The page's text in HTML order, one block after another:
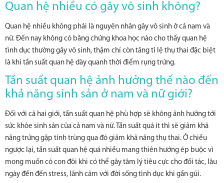
Quan hệ nhiều có gây vô sinh không?
Quan hệ nhiều không phải là nguyên nhân gây vô sinh ở cả nam và
nữ. Đến nay không có bằng chứng khoa học nào cho thấy quan hệ
tình dục thường gây vô sinh, thậm chí còn tăng tỉ lệ thụ thai đặc biệt
là khi tần suất quan hệ dày quanh thời điểm rụng trứng.
Tần suất quan hệ ảnh hưởng thế nào đến
khả năng sinh sản ở nam và nữ giới?
Đối với cả hai giới, tần suất quan hệ phù hợp sẽ không ảnh hưởng tới
sức khỏe sinh sản của cả nam và nữ. Tần suất quá ít thì sẽ giảm khả
năng trứng gặp tinh trùng qua đó giảm khả năng thụ thai. Ở chiều
ngược lại, tần suất quan hệ quá nhiều mang thiên hướng ép buộc vì
mong muốn có con đôi khi có thể gây tâm lý tiêu cực cho đối tác, lâu
ngày đến đến stress, lãnh cảm với đời sống tình dục khi gần gũi.